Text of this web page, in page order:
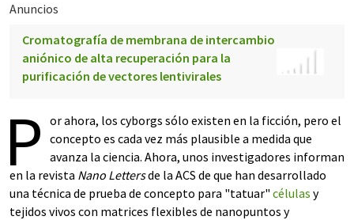
Anuncios
Cromatografía de membrana de intercambio
aniónico de alta recuperación para la
purificación de vectores lentivirales
P or ahora, los cyborgs sólo existen en la ficción, pero el
concepto es cada vez más plausible a medida que
avanza la ciencia. Ahora, unos investigadores informan
en la revista Nano Lettersde la ACS de que han desarrollado
una técnica de prueba de concepto para "tatuar" células y
tejidos vivos con matrices flexibles de nanopuntos y